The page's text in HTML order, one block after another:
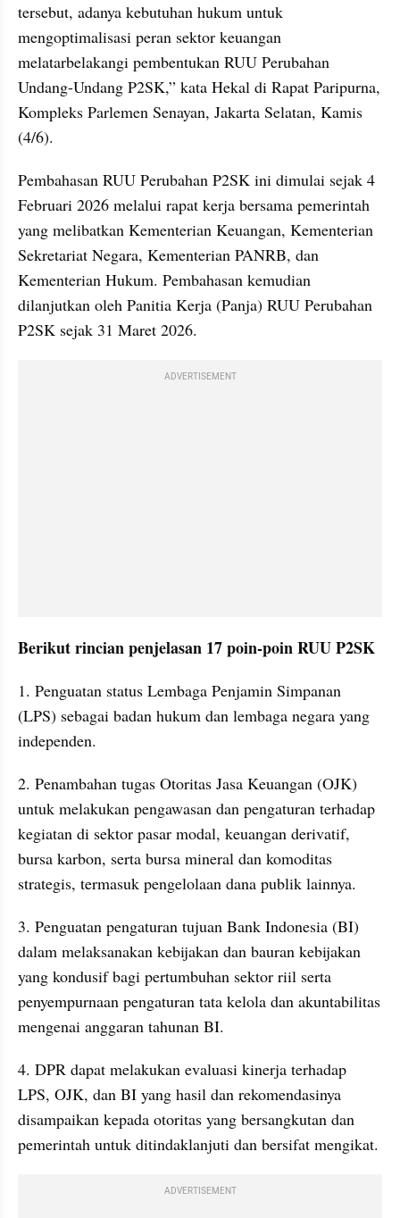
tersebut, adanya kebutuhan hukum untuk
mengoptimalisasi peran sektor keuangan
melatarbelakangi pembentukan RUU Perubahan
Undang-Undang P2SK,” kata Hekal di Rapat Paripurna,
Kompleks Parlemen Senayan, Jakarta Selatan, Kamis
(4/6).
Pembahasan RUU Perubahan P2SK ini dimulai sejak 4
Februari 2026 melalui rapat kerja bersama pemerintah
yang melibatkan Kementerian Keuangan, Kementerian
Sekretariat Negara, Kementerian PANRB, dan
Kementerian Hukum. Pembahasan kemudian
dilanjutkan oleh Panitia Kerja (Panja) RUU Perubahan
P2SK sejak 31 Maret 2026.
ADVERTISEMENT
Berikut rincian penjelasan 17 poin-poin RUU P2SK
1. Penguatan status Lembaga Penjamin Simpanan
(LPS) sebagai badan hukum dan lembaga negara yang
independen.
2. Penambahan tugas Otoritas Jasa Keuangan (OJK)
untuk melakukan pengawasan dan pengaturan terhadap
kegiatan di sektor pasar modal, keuangan derivatif,
bursa karbon, serta bursa mineral dan komoditas
strategis, termasuk pengelolaan dana publik lainnya.
3. Penguatan pengaturan tujuan Bank Indonesia (BI)
dalam melaksanakan kebijakan dan bauran kebijakan
yang kondusif bagi pertumbuhan sektor riil serta
penyempurnaan pengaturan tata kelola dan akuntabilitas
mengenai anggaran tahunan BI.
4. DPR dapat melakukan evaluasi kinerja terhadap
LPS, OJK, dan BI yang hasil dan rekomendasinya
disampaikan kepada otoritas yang bersangkutan dan
pemerintah untuk ditindaklanjuti dan bersifat mengikat.
ADVERTISEMENT